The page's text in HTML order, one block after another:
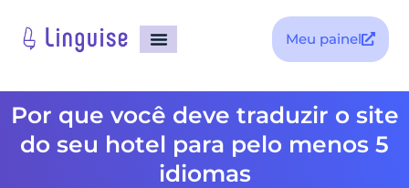
Meu painel
Por que você deve traduzir o site
do seu hotel para pelo menos 5
idiomas